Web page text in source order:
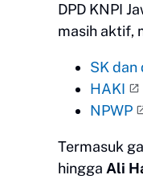
DPD KNPI
masih aktif,
SK dan
HAKI
NPWP
Termasuk
hingga Ali